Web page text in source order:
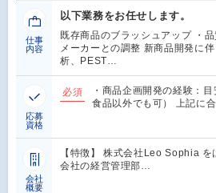
仕事
内容
以下業務をお任せします。
既存商品のブラッシュアップ ・
メーカーとの調整 新商品開発に
析、PEST…
応募
資格
必須
・商品企画開発の経験：
食品以外でも可） 上記に
会社
概要
【特徴】 株式会社Leo Sophia
会社の経営管理部…